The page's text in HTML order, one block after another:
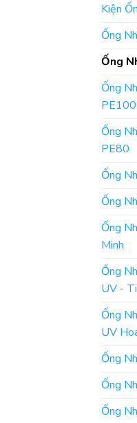
Kiện
Ống
Ống
Ống
PE100
Ống
PE80
Ống
Ống
Ống
Minh
Ống
UV -
Ống
UV
Ống
Ống
Ống